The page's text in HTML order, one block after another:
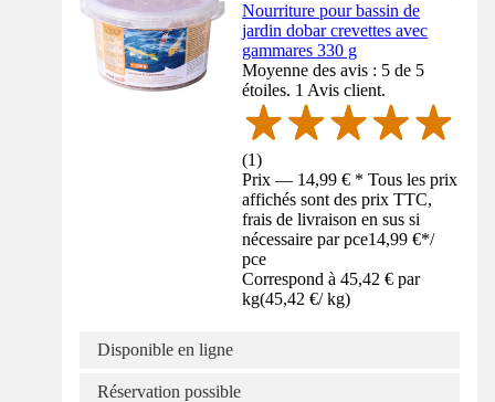
Nourriture pour bassin de
jardin dobar crevettes avec
gammares 330 g
Moyenne des avis : 5 de 5
étoiles. 1 Avis client.
(1)
Prix — 14,99 € * Tous les prix
affichés sont des prix TTC,
frais de livraison en sus si
nécessaire par pce14,99 €*/
pce
Correspond à 45,42 € par
kg(45,42 €/ kg)
Disponible en ligne
Réservation possible